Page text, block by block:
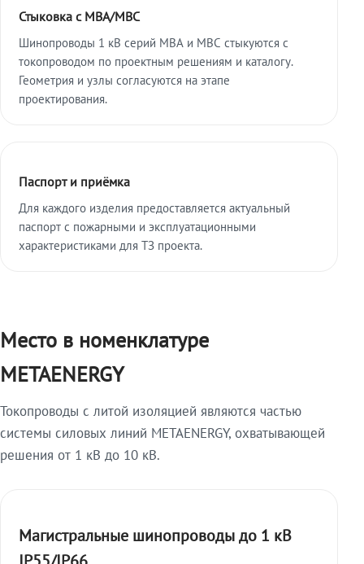
Стыковка с МВА/МВС
Шинопроводы 1 кВ серий МВА и МВС стыкуются с
токопроводом по проектным решениям и каталогу.
Геометрия и узлы согласуются на этапе
проектирования.
Паспорт и приёмка
Для каждого изделия предоставляется актуальный
паспорт с пожарными и эксплуатационными
характеристиками для ТЗ проекта.
Место в номенклатуре
METAENERGY
Токопроводы с литой изоляцией являются частью
системы силовых линий METAENERGY, охватывающей
решения от 1 кВ до 10 кВ.
Магистральные шинопроводы до 1 кВ